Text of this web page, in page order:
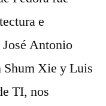
e
Antonio
Shum Xie y Luis
TI, nos